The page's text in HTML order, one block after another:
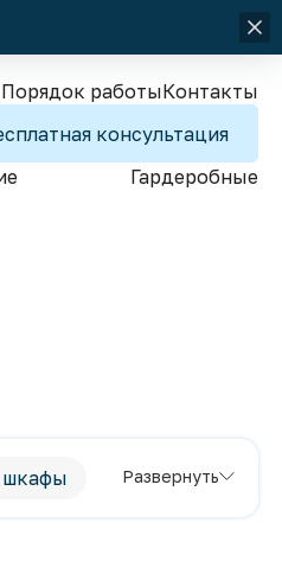
Порядок работыКонтакты
консультация
Гардеробные
шкафы
Развернуть